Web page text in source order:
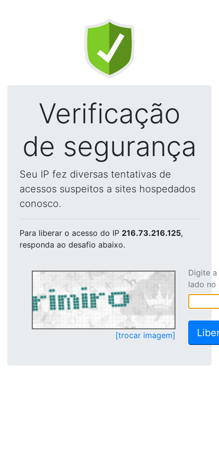
Verificação
de segurança
Seu IP fez diversas tentativas de
acessos suspeitos a sites hospedados
conosco.
Para liberar o acesso do IP 216.73.216.125,
responda ao desafio abaixo.
[trocar imagem]
Digite
lado no